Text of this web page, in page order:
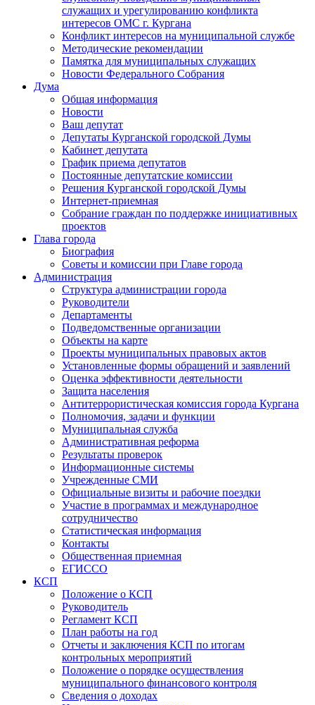
служащих и урегулированию конфликта
интересов ОМС г. Кургана
Конфликт интересов на муниципальной службе
Методические рекомендации
Памятка для муниципальных служащих
Новости Федерального Cобрания
Дума
Общая информация
Новости
Ваш депутат
Депутаты Курганской городской Думы
Кабинет депутата
График приема депутатов
Постоянные депутатские комиссии
Решения Курганской городской Думы
Интернет-приемная
Собрание граждан по поддержке инициативных
проектов
Глава города
Биография
Советы и комиссии при Главе города
Администрация
Структура администрации города
Руководители
Департаменты
Подведомственные организации
Объекты на карте
Проекты муниципальных правовых актов
Установленные формы обращений и заявлений
Оценка эффективности деятельности
Защита населения
Антитеррористическая комиссия города Кургана
Полномочия, задачи и функции
Муниципальная служба
Административная реформа
Результаты проверок
Информационные системы
Учрежденные СМИ
Официальные визиты и рабочие поездки
Участие в программах и международное
сотрудничество
Статистическая информация
Контакты
Общественная приемная
ЕГИССО
КСП
Положение о КСП
Руководитель
Регламент КСП
План работы на год
Отчеты и заключения КСП по итогам
контрольных мероприятий
Положение о порядке осуществления
муниципального финансового контроля
Сведения о доходах